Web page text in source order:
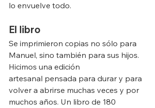
lo envuelve todo.
El libro
Se imprimieron copias no sólo para
Manuel, sino también para sus hijos.
Hicimos una edición
artesanal pensada para durar y para
volver a abrirse muchas veces y por
muchos años. Un libro de 180